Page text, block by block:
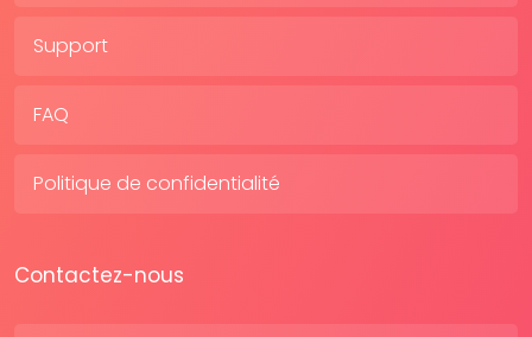
Support
FAQ
Politique de confidentialité
Contactez-nous